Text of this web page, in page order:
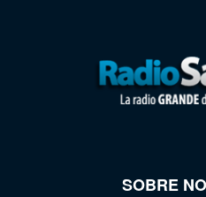
SOBRE